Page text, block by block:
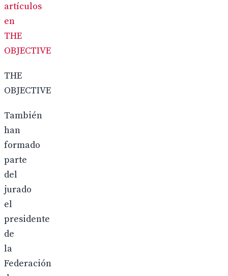
artículos
en
THE
OBJECTIVE
THE
OBJECTIVE
También
han
formado
parte
del
jurado
el
presidente
de
la
Federación